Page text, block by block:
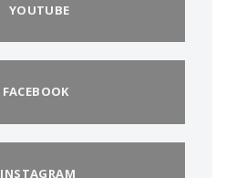
YOUTUBE
FACEBOOK
INSTAGRAM